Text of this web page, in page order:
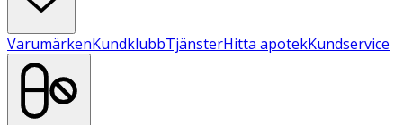
VarumärkenKundklubbTjänsterHitta apotekKundservice